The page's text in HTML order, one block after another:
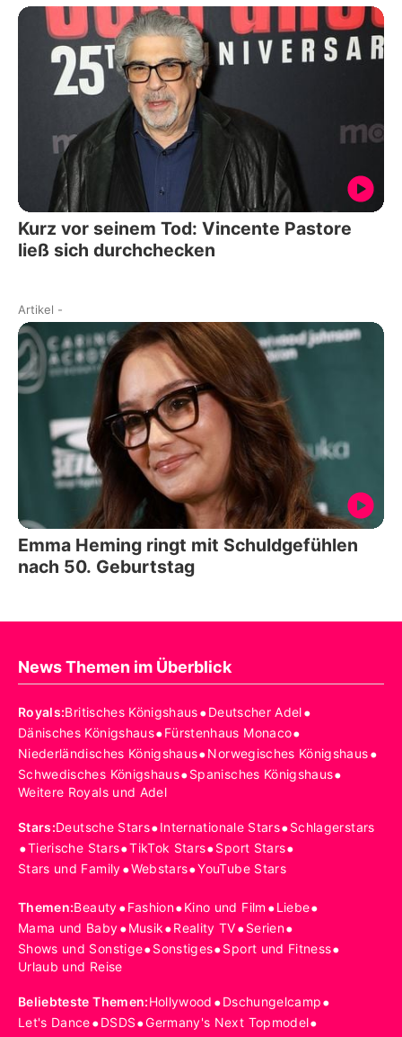
Kurz vor seinem Tod: Vincente Pastore
ließ sich durchchecken
Artikel -
Emma Heming ringt mit Schuldgefühlen
nach 50. Geburtstag
News Themen im Überblick
Royals:Britisches Königshaus•Deutscher Adel•
Dänisches Königshaus•Fürstenhaus Monaco•
Niederländisches Königshaus•Norwegisches Königshaus•
Schwedisches Königshaus•Spanisches Königshaus•
Weitere Royals und Adel
Stars:Deutsche Stars•Internationale Stars•Schlagerstars
•Tierische Stars•TikTok Stars•Sport Stars•
Stars und Family•Webstars•YouTube Stars
Themen:Beauty•Fashion•Kino und Film •Liebe•
Mama und Baby•Musik•Reality TV•Serien•
Shows und Sonstige•Sonstiges•Sport und Fitness•
Urlaub und Reise
Beliebteste Themen:Hollywood •Dschungelcamp•
Let's Dance•DSDS•Germany's Next Topmodel•